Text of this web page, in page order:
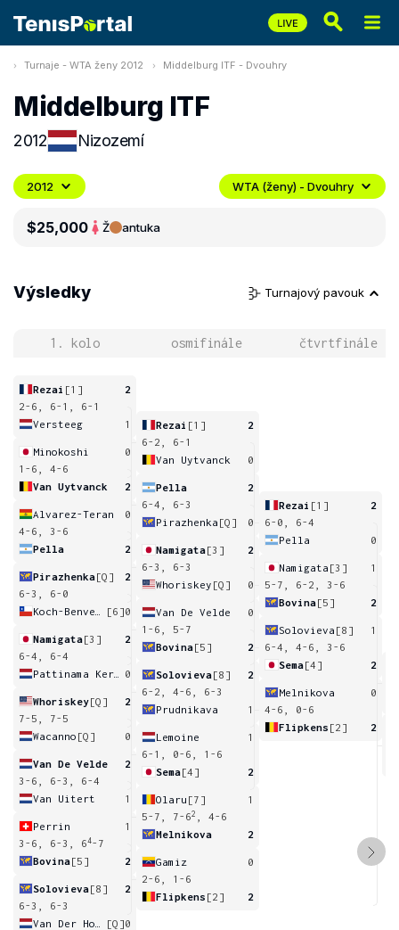
Turnaje - WTA ženy 2012 Middelburg ITF - Dvouhry
Middelburg ITF
2012 Nizozemí
2012 WTA (ženy) - Dvouhry
$25,000 Ž antuka
Výsledky Turnajový pavouk
1. kolo osmifinále čtvrtfinále
Rezai [1]
2
2-6, 6-1, 6-1
Versteeg
1
Minokoshi
0
1-6, 4-6
Van Uytvanck
2
Alvarez-Teran
0
4-6, 3-6
Pella
2
Pirazhenka[Q]
2
6-3, 6-0
[6]0
Namigata[3]
2
6-4, 6-4
0
Whoriskey[Q]
2
7-5, 7-5
Wacanno [Q] 0
Van De Velde
2
3-6, 6-3, 6-4
Van Uitert
1
Perrin
1
3-6, 6-3, 64-7
Bovina[5] 2
Solovieva[8]
2
6-3, 6-3
[Q]0
Rezai [1]
2
6-2, 6-1
Van Uytvanck
0
Pella
2
6-4, 6-3
Pirazhenka [Q] 0
Namigata[3]
2
6-3, 6-3
Whoriskey [Q] 0
Van De Velde
0
1-6, 5-7
Bovina[5] 2
Solovieva[8]
2
6-2, 4-6, 6-3
Prudnikava
1
Lemoine
1
6-1, 0-6, 1-6
Sema[4] 2
Olaru [7]
1
5-7, 7-62
, 4-6
Melnikova
2
Gamiz
0
2-6, 1-6
Flipkens [2] 2
Rezai [1]
2
6-0, 6-4
Pella
0
Namigata [3]
1
5-7, 6-2, 3-6
Bovina[5] 2
Solovieva [8]
1
6-4, 4-6, 3-6
Sema[4] 2
Melnikova
0
4-6, 0-6
Flipkens [2] 2